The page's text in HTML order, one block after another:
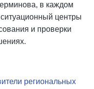
в каждом
центры
и проверки
региональных